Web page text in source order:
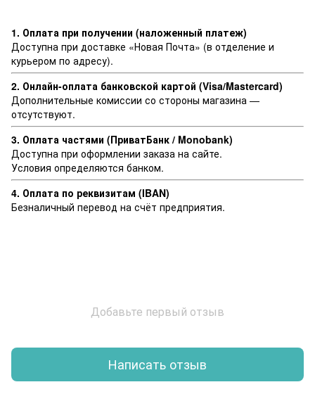
1. Оплата при получении (наложенный платеж)
Доступна при доставке «Новая Почта» (в отделение и
курьером по адресу).
2. Онлайн-оплата банковской картой (Visa/Mastercard)
Дополнительные комиссии со стороны магазина —
отсутствуют.
3. Оплата частями (ПриватБанк / Monobank)
Доступна при оформлении заказа на сайте.
Условия определяются банком.
4. Оплата по реквизитам (IBAN)
Безналичный перевод на счёт предприятия.
Добавьте первый отзыв
Написать отзыв